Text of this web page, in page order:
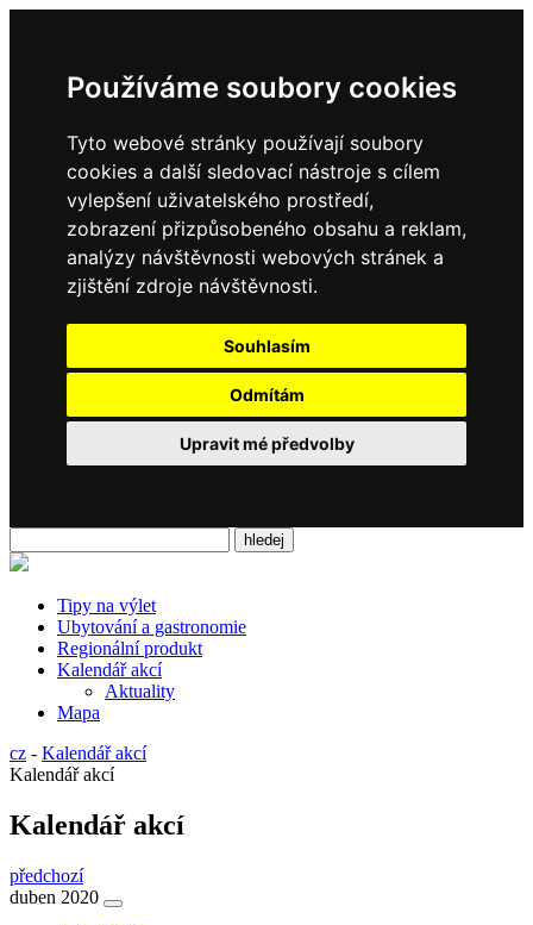
Používáme soubory cookies
Tyto webové stránky používají soubory
cookies a další sledovací nástroje s cílem
vylepšení uživatelského prostředí,
zobrazení přizpůsobeného obsahu a reklam,
analýzy návštěvnosti webových stránek a
zjištění zdroje návštěvnosti.
Souhlasím
Odmítám
Upravit mé předvolby
Tipy na výlet
Ubytování a gastronomie
Regionální produkt
Kalendář akcí
Aktuality
Mapa
cz - Kalendář akcí
Kalendář akcí
Kalendář akcí
předchozí
duben 2020